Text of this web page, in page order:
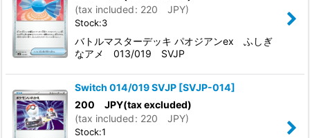
(tax included: 220 JPY)
Stock:3
バトルマスターデッキ パオジアンex ふしぎ
なアメ 013/019 SVJP
Switch 014/019 SVJP [SVJP-014]
200 JPY(tax excluded)
(tax included: 220 JPY)
Stock:1